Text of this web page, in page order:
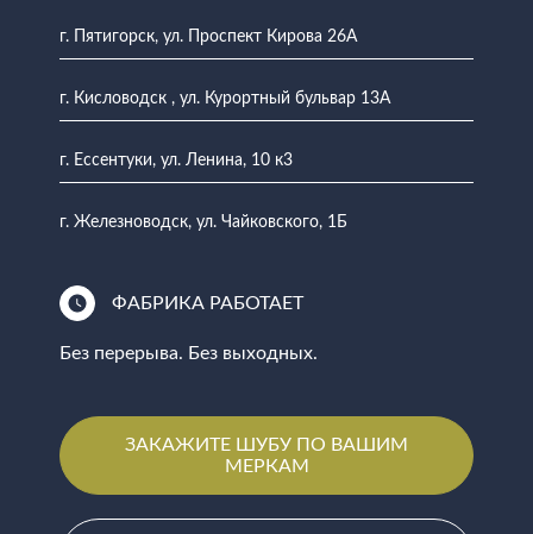
г. Пятигорск, ул. Проспект Кирова 26А
г. Кисловодск , ул. Курортный бульвар 13А
г. Ессентуки, ул. Ленина, 10 к3
г. Железноводск, ул. Чайковского, 1Б
ФАБРИКА РАБОТАЕТ
Без перерыва. Без выходных.
ЗАКАЖИТЕ ШУБУ ПО ВАШИМ
МЕРКАМ